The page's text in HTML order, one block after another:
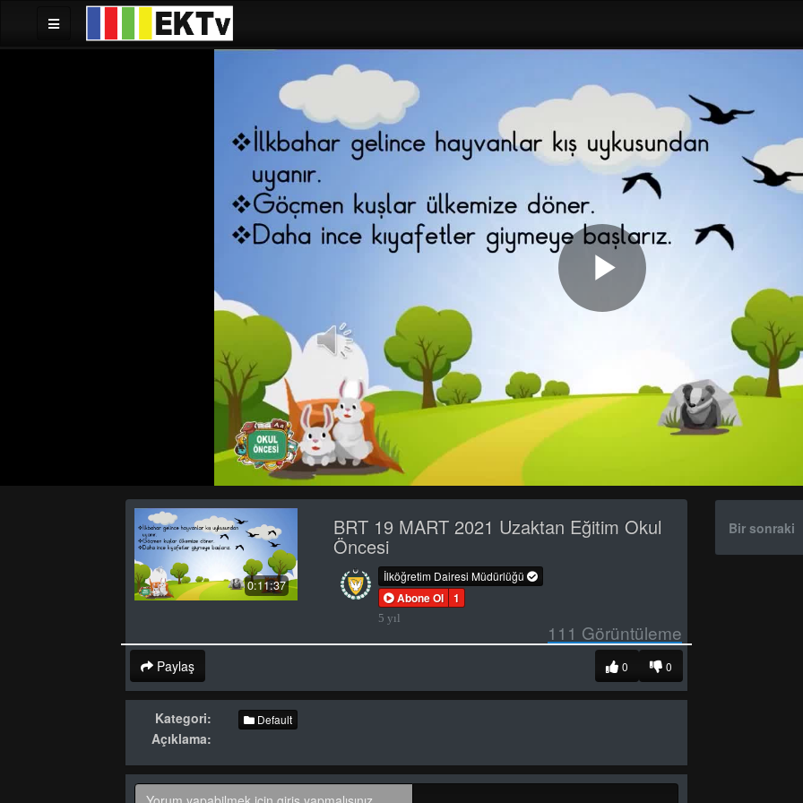
Play
Video
0:11:37
BRT 19 MART 2021 Uzaktan Eğitim Okul
Öncesi
İlköğretim Dairesi Müdürlüğü
Abone Ol 1
5 yıl
111 Görüntüleme
Paylaş 0
0
Kategori: Default
Açıklama:
Bir sonraki